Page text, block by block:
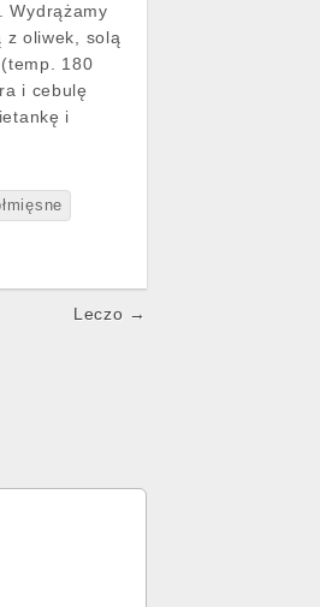
Wydrążamy
z oliwek, solą
180
i cebulę
i
Leczo →